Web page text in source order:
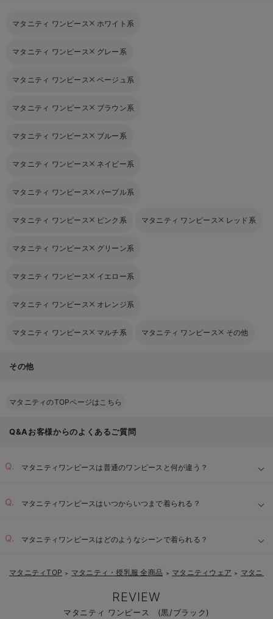
マタニティ ワンピース ホワイト系
マタニティ ワンピース グレー系
マタニティ ワンピース ベージュ系
マタニティ ワンピース ブラウン系
マタニティ ワンピース ブルー系
マタニティ ワンピース ネイビー系
マタニティ ワンピース パープル系
マタニティ ワンピース ピンク系 マタニティ ワンピース レッド系
マタニティ ワンピース グリーン系
マタニティ ワンピース イエロー系
マタニティ ワンピース オレンジ系
マタニティ ワンピース マルチ系 マタニティ ワンピース その他
その他
マタニティのTOPページはこちら
Q&Aお客様からのよくあるご質問
マタニティワンピースは普通のワンピースと何が違う？
マタニティワンピースはいつからいつまで着られる？
マタニティワンピースはどのようなシーンで着られる？
マタニティTOP ＞ マタニティ・授乳服 全商品 ＞ マタニティウェア ＞ マタニテ
REVIEW
マタニティ ワンピース (黒/ブラック)